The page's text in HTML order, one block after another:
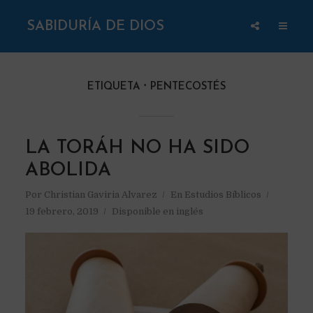
SABIDURÍA DE DIOS
ETIQUETA PENTECOSTÉS
LA TORÁH NO HA SIDO
ABOLIDA
Por Christian Gaviria Alvarez En Estudios Bíblicos
19 febrero, 2019
Disponible en inglés